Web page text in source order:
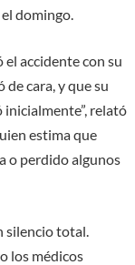
domingo.
el accidente con su
cara, y que su
inicialmente”, relató
estima que
o perdido algunos
silencio total.
los médicos